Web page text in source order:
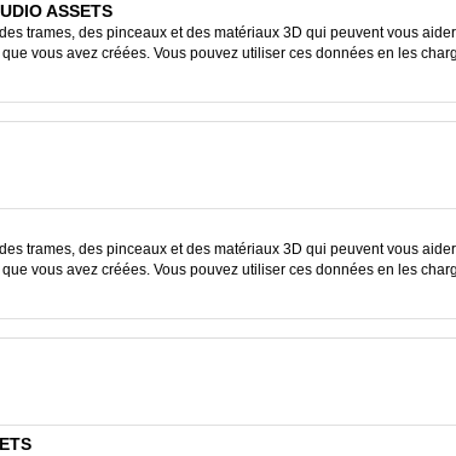
ASSETS
trames, des pinceaux et des matériaux 3D qui peuvent vous
vous avez créées. Vous pouvez utiliser ces données en les
trames, des pinceaux et des matériaux 3D qui peuvent vous
vous avez créées. Vous pouvez utiliser ces données en les